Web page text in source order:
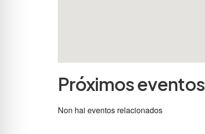
Próximos eventos
Non hai eventos relacionados